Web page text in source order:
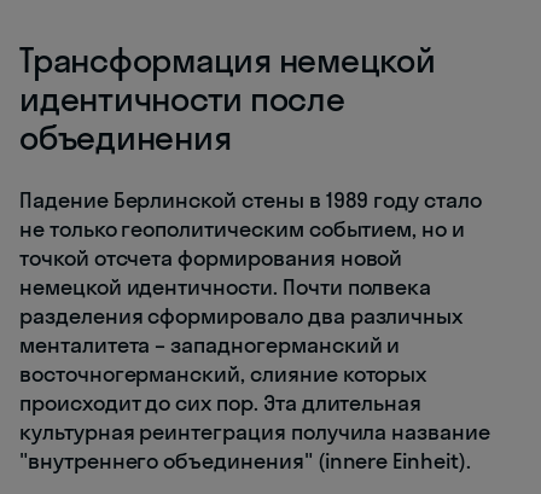
Трансформация немецкой
идентичности после
объединения
Падение Берлинской стены в 1989 году стало
не только геополитическим событием, но и
точкой отсчета формирования новой
немецкой идентичности. Почти полвека
разделения сформировало два различных
менталитета – западногерманский и
восточногерманский, слияние которых
происходит до сих пор. Эта длительная
культурная реинтеграция получила название
"внутреннего объединения" (innere Einheit).